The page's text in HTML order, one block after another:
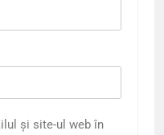
și site-ul web în